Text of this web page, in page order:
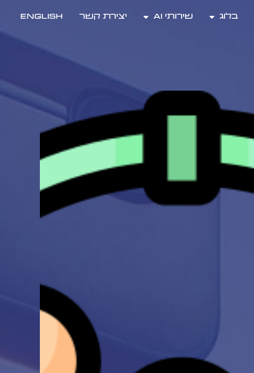
בלוג שירותי AI יצירת קשר ENGLISH